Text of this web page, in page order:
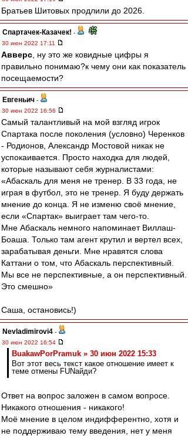
Братьев Шитовых продлили до 2026.
Спартачек-Казачек! -
30 июн 2022 17:11
Авверс , ну это же ковидные цифры я
правильно понимаю?к чему они как показатель
посещаемости?
Евгеньич -
30 июн 2022 16:56
Самый талантливый на мой взгляд игрок
Спартака после поколения (условно) Черенков
- Родионов, Александр Мостовой никак не
успокаивается. Просто находка для людей,
которые называют себя журналистами:
«Абаскаль для меня не тренер. В 33 года, не
играя в футбол, это не тренер. Я буду держать
мнение до конца. Я не изменю своё мнение,
если «Спартак» выиграет там чего-то.
Мне Абаскаль немного напоминает Виллаш-
Боаша. Только там агент крутил и вертел всех,
зарабатывая деньги. Мне нравятся слова
Каттани о том, что Абаскаль перспективный.
Мы все не перспективные, а он перспективный.
Это смешно»
Саша, остановись!)
Nevladimirovi4 -
30 июн 2022 16:54
BuakawPorPramuk » 30 июн 2022 15:33
Вот этот весь текст какое отношение имеет к
теме отмены FUNайди?
Ответ на вопрос заложен в самом вопросе.
Никакого отношения - никакого!
Моё мнение в целом индифферентно, хотя и
не поддерживаю тему введения, нет у меня